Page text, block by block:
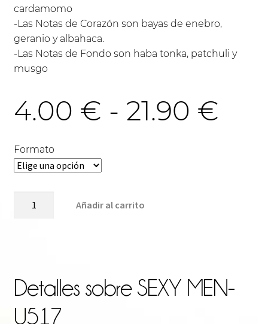
cardamomo
-Las Notas de Corazón son bayas de enebro,
geranio y albahaca.
-Las Notas de Fondo son haba tonka, patchuli y
musgo
4.00 € - 21.90 €
Formato
Añadir al carrito
Detalles sobre SEXY MEN-
U517